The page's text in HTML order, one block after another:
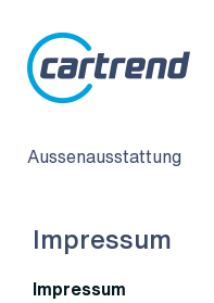
Aussenausstattung
Impressum
Impressum